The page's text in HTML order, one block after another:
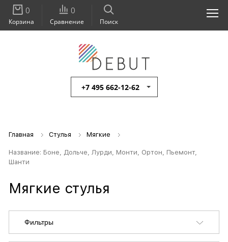
+7 495 662-12-62
Поиск
0
Сравнение
0
Корзина
Главная Стулья Мягкие
Название: Боне, Дольче, Лурди, Монти, Ортон, Пьемонт,
Шанти
Мягкие стулья
Фильтры